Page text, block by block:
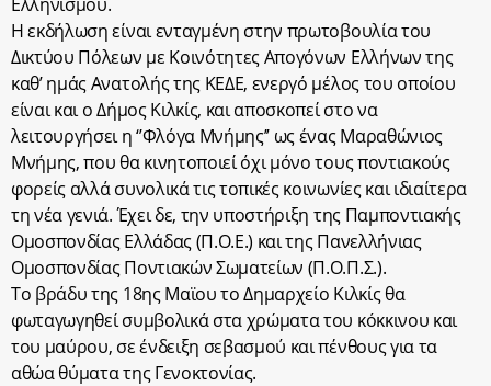
Η εκδήλωση είναι ενταγμένη στην πρωτοβουλία του
Δικτύου Πόλεων με Κοινότητες Απογόνων Ελλήνων της
καθ’ ημάς Ανατολής της ΚΕΔΕ, ενεργό μέλος του οποίου
είναι και ο Δήμος Κιλκίς, και αποσκοπεί στο να
λειτουργήσει η ‘’Φλόγα Μνήμης’’ ως ένας Μαραθώνιος
Μνήμης, που θα κινητοποιεί όχι μόνο τους ποντιακούς
φορείς αλλά συνολικά τις τοπικές κοινωνίες και ιδιαίτερα
τη νέα γενιά. Έχει δε, την υποστήριξη της Παμποντιακής
Ομοσπονδίας Ελλάδας (Π.Ο.Ε.) και της Πανελλήνιας
Ομοσπονδίας Ποντιακών Σωματείων (Π.Ο.Π.Σ.).
Το βράδυ της 18ης Μαϊου το Δημαρχείο Κιλκίς θα
φωταγωγηθεί συμβολικά στα χρώματα του κόκκινου και
του μαύρου, σε ένδειξη σεβασμού και πένθους για τα
αθώα θύματα της Γενοκτονίας.